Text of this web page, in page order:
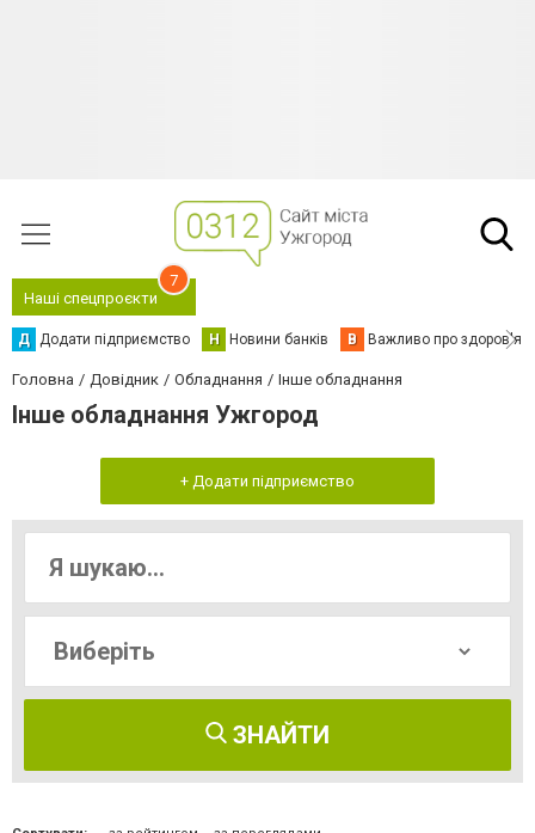
Наші спецпроєкти
7
Д Додати підприємство Н Новини банків В Важливо про здоров'я
Головна Довідник Обладнання Інше обладнання
Інше обладнання Ужгород
+ Додати підприємство
ЗНАЙТИ